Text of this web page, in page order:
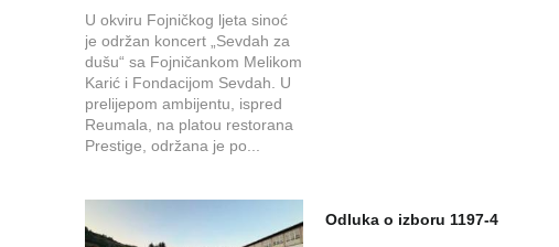
U okviru Fojničkog ljeta sinoć
je održan koncert „Sevdah za
dušu“ sa Fojničankom Melikom
Karić i Fondacijom Sevdah. U
prelijepom ambijentu, ispred
Reumala, na platou restorana
Prestige, održana je po...
Odluka o izboru 1197-4